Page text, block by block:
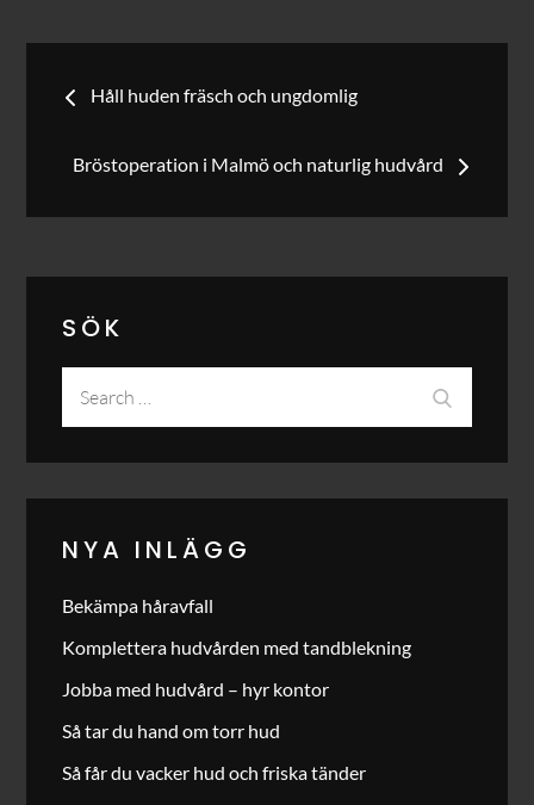
Inläggsnavigering
Håll huden fräsch och ungdomlig
Bröstoperation i Malmö och naturlig hudvård
SÖK
NYA INLÄGG
Bekämpa håravfall
Komplettera hudvården med tandblekning
Jobba med hudvård – hyr kontor
Så tar du hand om torr hud
Så får du vacker hud och friska tänder